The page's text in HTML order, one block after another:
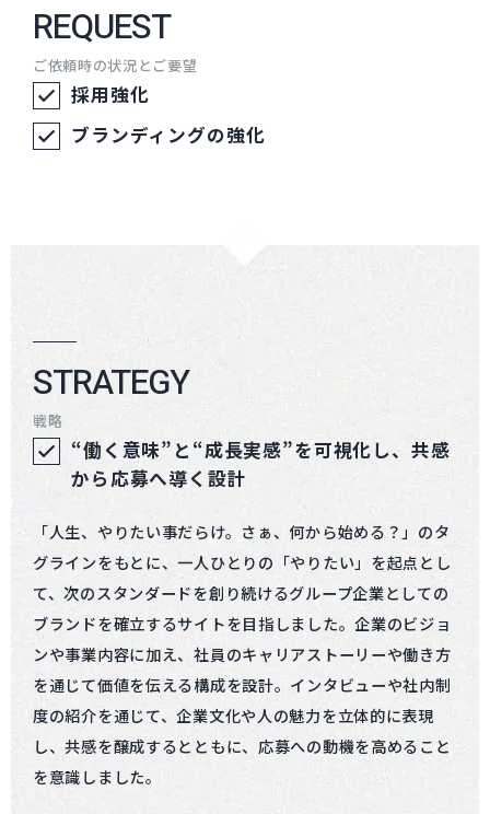
REQUEST
ご依頼時の状況とご要望
採用強化
ブランディングの強化
STRATEGY
戦略
“働く意味”と“成長実感”を可視化し、共感
から応募へ導く設計
「人生、やりたい事だらけ。さぁ、何から始める？」のタ
グラインをもとに、一人ひとりの「やりたい」を起点とし
て、次のスタンダードを創り続けるグループ企業としての
ブランドを確立するサイトを目指しました。企業のビジョ
ンや事業内容に加え、社員のキャリアストーリーや働き方
を通じて価値を伝える構成を設計。インタビューや社内制
度の紹介を通じて、企業文化や人の魅力を立体的に表現
し、共感を醸成するとともに、応募への動機を高めること
を意識しました。